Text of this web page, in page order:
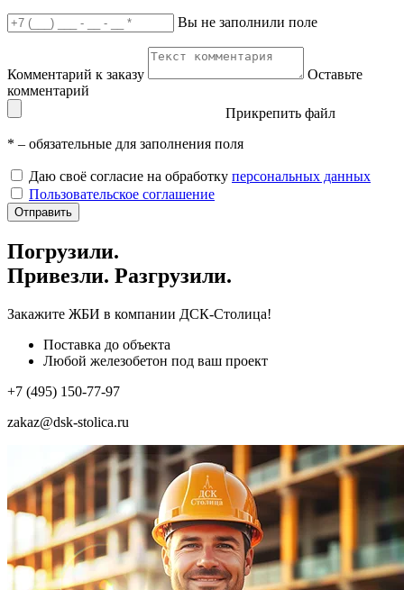
Вы не заполнили поле
Комментарий к заказу
Оставьте
комментарий
Прикрепить файл
* – обязательные для заполнения поля
Даю своё согласие на обработку персональных данных
Пользовательское соглашение
Отправить
Погрузили.
Привезли. Разгрузили.
Закажите ЖБИ в компании ДСК-Столица!
Поставка до объекта
Любой железобетон под ваш проект
+7 (495) 150-77-97
zakaz@dsk-stolica.ru